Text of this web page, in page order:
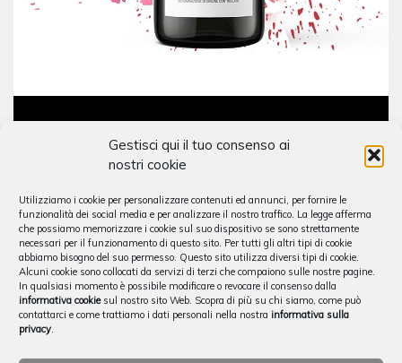
Gestisci qui il tuo consenso ai
nostri cookie
Utilizziamo i cookie per personalizzare contenuti ed annunci, per fornire le
funzionalità dei social media e per analizzare il nostro traffico. La legge afferma
che possiamo memorizzare i cookie sul suo dispositivo se sono strettamente
necessari per il funzionamento di questo sito. Per tutti gli altri tipi di cookie
abbiamo bisogno del suo permesso. Questo sito utilizza diversi tipi di cookie.
Alcuni cookie sono collocati da servizi di terzi che compaiono sulle nostre pagine.
In qualsiasi momento è possibile modificare o revocare il consenso dalla
informativa cookiesul nostro sito Web. Scopra di più su chi siamo, come può
contattarci e come trattiamo i dati personali nella nostra informativa sulla
privacy.
Barbera d’Alba
€15,00